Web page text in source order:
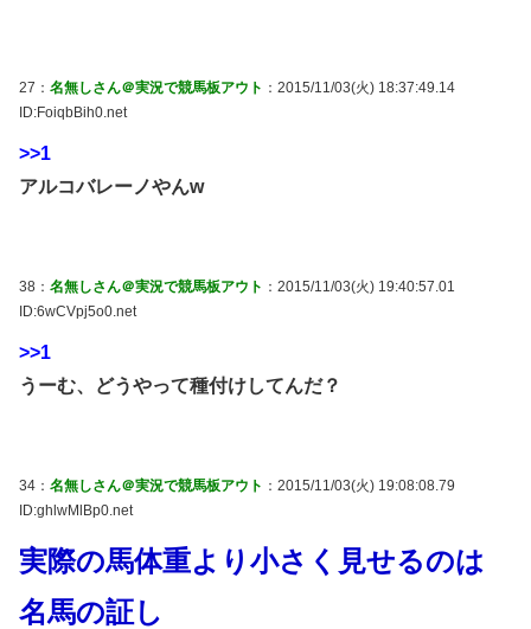
27： 名無しさん＠実況で競馬板アウト ：2015/11/03(火) 18:37:49.14
ID:FoiqbBih0.net
>>1
アルコバレーノやんw
38： 名無しさん＠実況で競馬板アウト ：2015/11/03(火) 19:40:57.01
ID:6wCVpj5o0.net
>>1
うーむ、どうやって種付けしてんだ？
34： 名無しさん＠実況で競馬板アウト ：2015/11/03(火) 19:08:08.79
ID:ghlwMlBp0.net
実際の馬体重より小さく見せるのは
名馬の証し